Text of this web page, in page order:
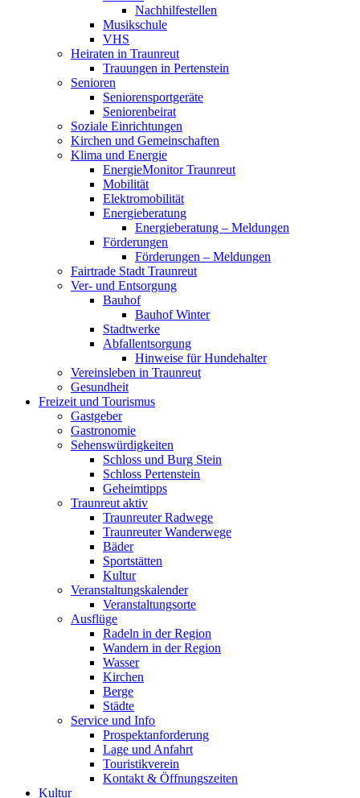
Nachhilfestellen
Musikschule
VHS
Heiraten in Traunreut
Trauungen in Pertenstein
Senioren
Seniorensportgeräte
Seniorenbeirat
Soziale Einrichtungen
Kirchen und Gemeinschaften
Klima und Energie
EnergieMonitor Traunreut
Mobilität
Elektromobilität
Energieberatung
Energieberatung – Meldungen
Förderungen
Förderungen – Meldungen
Fairtrade Stadt Traunreut
Ver- und Entsorgung
Bauhof
Bauhof Winter
Stadtwerke
Abfallentsorgung
Hinweise für Hundehalter
Vereinsleben in Traunreut
Gesundheit
Freizeit und Tourismus
Gastgeber
Gastronomie
Sehenswürdigkeiten
Schloss und Burg Stein
Schloss Pertenstein
Geheimtipps
Traunreut aktiv
Traunreuter Radwege
Traunreuter Wanderwege
Bäder
Sportstätten
Kultur
Veranstaltungskalender
Veranstaltungsorte
Ausflüge
Radeln in der Region
Wandern in der Region
Wasser
Kirchen
Berge
Städte
Service und Info
Prospektanforderung
Lage und Anfahrt
Touristikverein
Kontakt & Öffnungszeiten
Kultur